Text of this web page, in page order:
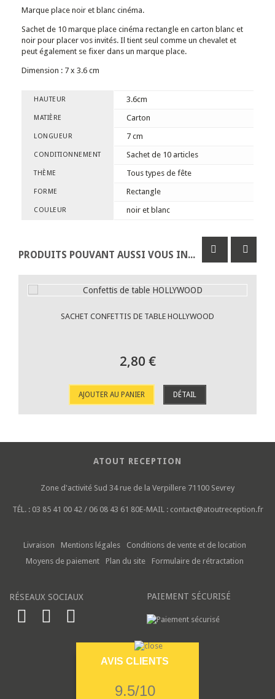
Marque place noir et blanc cinéma.
Sachet de 10 marque place cinéma rectangle en carton blanc et
noir pour placer vos invités. Il tient seul comme un chevalet et
peut également se fixer dans un marque place.
Dimension : 7 x 3.6 cm
HAUTEUR 3.6cm
MATIÈRE Carton
LONGUEUR 7 cm
CONDITIONNEMENT Sachet de 10 articles
THÈME Tous types de fête
FORME Rectangle
COULEUR noir et blanc
PRODUITS POUVANT AUSSI VOUS INTÉRESSER
SACHET CONFETTIS DE TABLE HOLLYWOOD
2,80 €
AJOUTER AU PANIER DÉTAIL
ATOUT RECEPTION
Zone d'activité Sud 34 rue de la Verpillere 71100 Sevrey
TÉL. : 03 85 41 00 42 / 06 08 43 61 80E-MAIL : contact@atoutreception.fr
Livraison Mentions légales
Conditions de vente et de location
Moyens de paiement
Plan du site Formulaire de rétractation
RÉSEAUX SOCIAUX PAIEMENT SÉCURISÉ
AVIS CLIENTS
9.5/10